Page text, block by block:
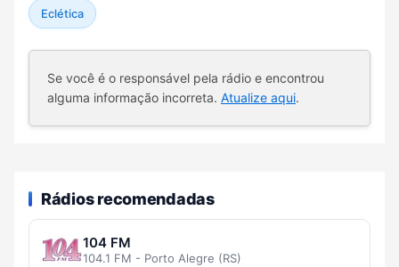
Eclética
Se você é o responsável pela rádio e encontrou
alguma informação incorreta. Atualize aqui.
Rádios recomendadas
104 FM
104.1 FM - Porto Alegre (RS)